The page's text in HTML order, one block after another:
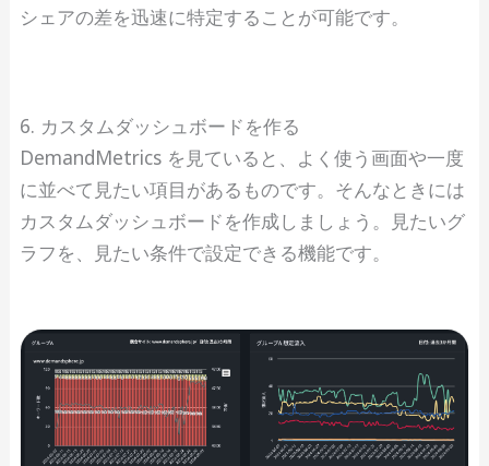
シェアの差を迅速に特定することが可能です。
6. カスタムダッシュボードを作る
DemandMetrics を見ていると、よく使う画面や一度
に並べて見たい項目があるものです。そんなときには
カスタムダッシュボードを作成しましょう。見たいグ
ラフを、見たい条件で設定できる機能です。